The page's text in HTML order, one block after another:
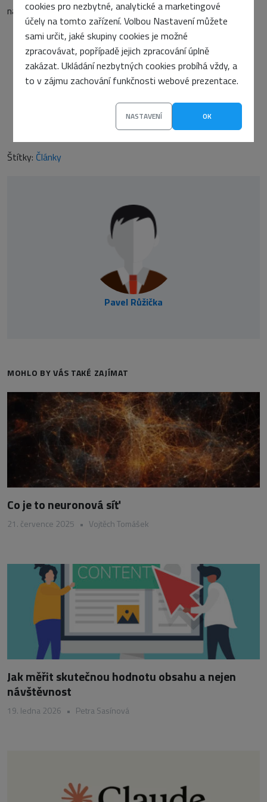
cookies pro nezbytné, analytické a marketingové
účely na tomto zařízení. Volbou Nastavení můžete
sami určit, jaké skupiny cookies je možné
zpracovávat, popřípadě jejich zpracování úplně
zakázat. Ukládání nezbytných cookies probíhá vždy, a
to v zájmu zachování funkčnosti webové prezentace.
NASTAVENÍ OK
naleznete je zde .
PŘEDCHOZÍ ČLÁNEK
ckcr.cz
Strategie přežití webu
Štítky: Články
Pavel Růžička
MOHLO BY VÁS TAKÉ ZAJÍMAT
Co je to neuronová síť
21. července 2025 • Vojtěch Tomášek
Jak měřit skutečnou hodnotu obsahu a nejen
návštěvnost
19. ledna 2026 • Petra Sasínová